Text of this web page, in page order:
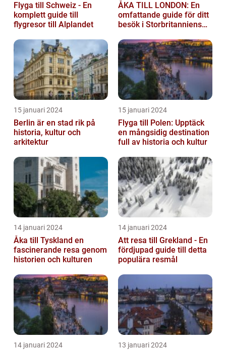
Flyga till Schweiz - En
komplett guide till
flygresor till Alplandet
ÅKA TILL LONDON: En
omfattande guide för ditt
besök i Storbritanniens
15 januari 2024
Berlin är en stad rik på
historia, kultur och
arkitektur
15 januari 2024
Flyga till Polen: Upptäck
en mångsidig destination
full av historia och kultur
14 januari 2024
Åka till Tyskland en
fascinerande resa genom
historien och kulturen
14 januari 2024
Att resa till Grekland - En
fördjupad guide till detta
populära resmål
14 januari 2024 13 januari 2024